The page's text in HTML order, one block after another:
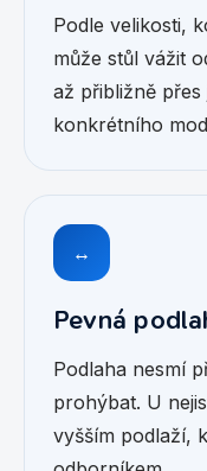
Podle velikosti,
může stůl vážit
až přibližně
konkrétního
↔
Pevná
Podlaha nesmí
prohýbat. U
vyšším podlaží,